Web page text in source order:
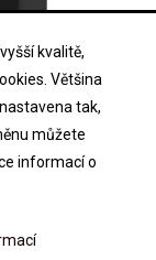
kvalitě,
Většina
tak,
můžete
informací o